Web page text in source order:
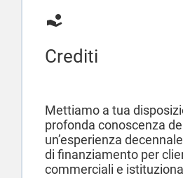
Crediti
Mettiamo a tua
profonda conoscenza
un’esperienza
di finanziamento per
commerciali e